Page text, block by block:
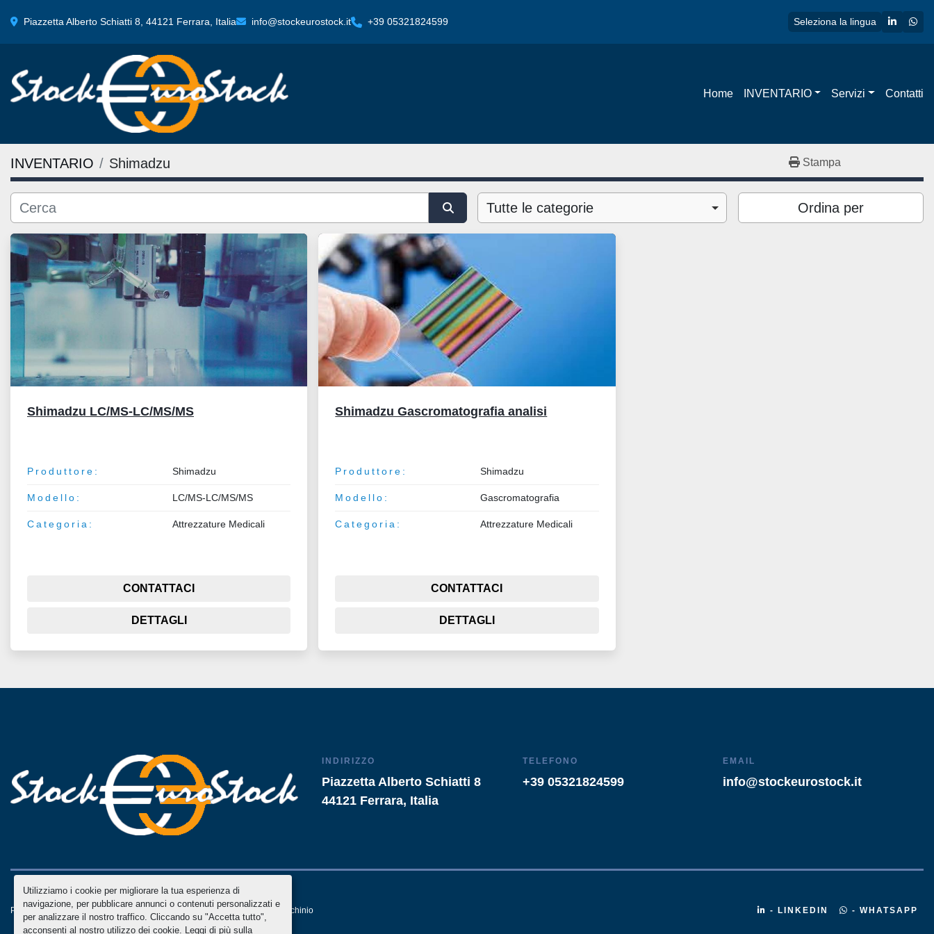
Utilizziamo i cookie per migliorare la tua esperienza di
navigazione, per pubblicare annunci o contenuti personalizzati e
per analizzare il nostro traffico. Cliccando su "Accetta tutto",
acconsenti al nostro utilizzo dei cookie. Leggi di più sulla
Piazzetta Alberto Schiatti 8, 44121 Ferrara, Italia info@stockeurostock.it +39 05321824599 Seleziona la lingua linkedin
Home INVENTARIO Servizi Contatti
INVENTARIO Shimadzu Stampa
Tutte le categorie Ordina per
Shimadzu LC/MS-LC/MS/MS
Produttore: Shimadzu
Modello: LC/MS-LC/MS/MS
Categoria: Attrezzature Medicali
CONTATTACI
DETTAGLI
Shimadzu Gascromatografia analisi
Produttore: Shimadzu
Modello: Gascromatografia
Categoria: Attrezzature Medicali
CONTATTACI
DETTAGLI
INDIRIZZO
Piazzetta Alberto Schiatti 8
44121 Ferrara, Italia
TELEFONO
+39 05321824599
EMAIL
info@stockeurostock.it
Personalizza le preferenze sui Cookies Machinio Systemsito web diMachinio - LINKEDIN - WHATSAPP